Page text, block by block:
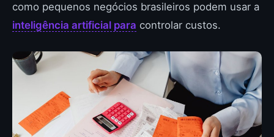
como pequenos negócios brasileiros podem usar a
inteligência artificial para controlar custos.